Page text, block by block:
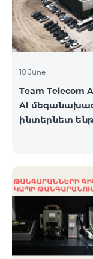
10 June
Team Telecom
AI
ինտերնետ